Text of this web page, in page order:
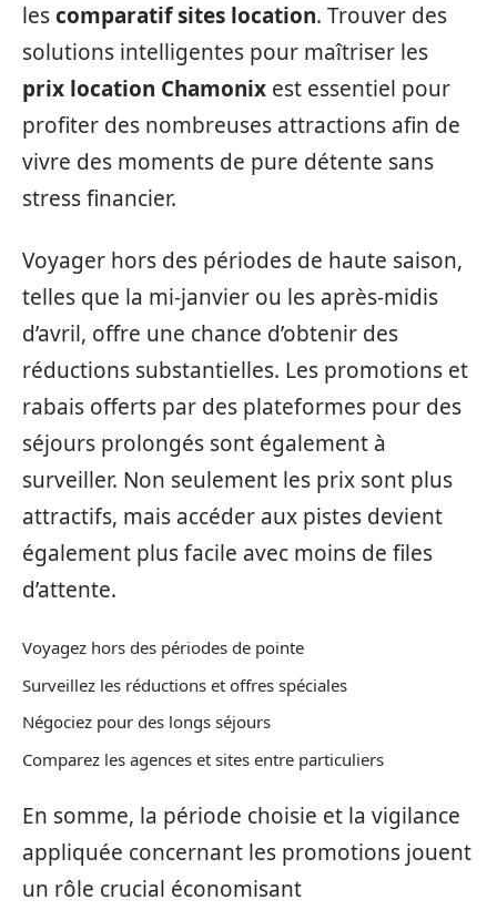
lescomparatif sites location. Trouver des
solutions intelligentes pour maîtriser les
prix location Chamonix est essentiel pour
profiter des nombreuses attractions afin de
vivre des moments de pure détente sans
stress financier.
Voyager hors des périodes de haute saison,
telles que la mi-janvier ou les après-midis
d’avril, offre une chance d’obtenir des
réductions substantielles. Les promotions et
rabais offerts par des plateformes pour des
séjours prolongés sont également à
surveiller. Non seulement les prix sont plus
attractifs, mais accéder aux pistes devient
également plus facile avec moins de files
d’attente.
Voyagez hors des périodes de pointe
Surveillez les réductions et offres spéciales
Négociez pour des longs séjours
Comparez les agences et sites entre particuliers
En somme, la période choisie et la vigilance
appliquée concernant les promotions jouent
un rôle crucial économisant